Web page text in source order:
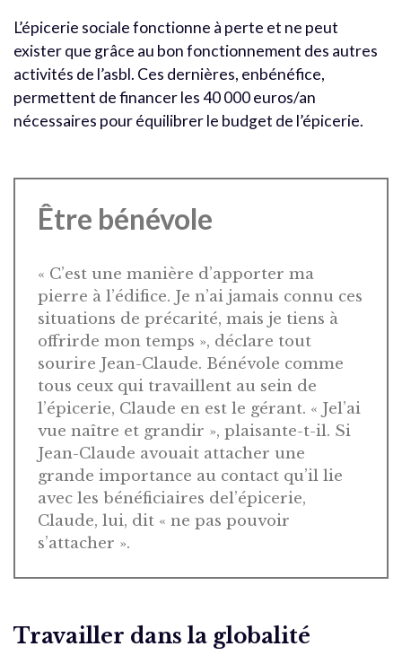
L’épicerie sociale fonctionne à perte et ne peut
exister que grâce au bon fonctionnement des autres
activités de l’asbl. Ces dernières, enbénéfice,
permettent de financer les 40 000 euros/an
nécessaires pour équilibrer le budget de l’épicerie.
Être bénévole
« C’est une manière d’apporter ma
pierre à l’édifice. Je n’ai jamais connu ces
situations de précarité, mais je tiens à
offrirde mon temps », déclare tout
sourire Jean-Claude. Bénévole comme
tous ceux qui travaillent au sein de
l’épicerie, Claude en est le gérant. « Jel’ai
vue naître et grandir », plaisante-t-il. Si
Jean-Claude avouait attacher une
grande importance au contact qu’il lie
avec les bénéficiaires del’épicerie,
Claude, lui, dit « ne pas pouvoir
s’attacher ».
Travailler dans la globalité